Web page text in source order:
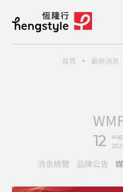
首頁 最新消息
12
消息總覽 品牌公告